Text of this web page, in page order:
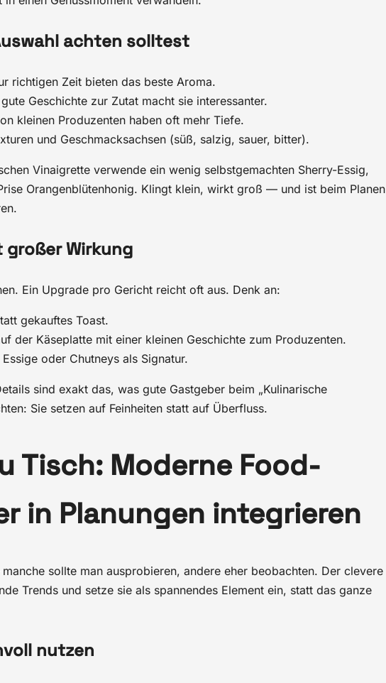
achten solltest
richtigen Zeit bieten das beste Aroma.
Geschichte zur Zutat macht sie interessanter.
kleinen Produzenten haben oft mehr Tiefe.
und Geschmacksachsen (süß, salzig, sauer, bitter).
Vinaigrette verwende ein wenig selbstgemachten Sherry-Essig,
Orangenblütenhonig. Klingt klein, wirkt groß — und ist beim Planen
großer Wirkung
Ein Upgrade pro Gericht reicht oft aus. Denk an:
gekauftes Toast.
der Käseplatte mit einer kleinen Geschichte zum Produzenten.
oder Chutneys als Signatur.
sind exakt das, was gute Gastgeber beim „Kulinarische
Sie setzen auf Feinheiten statt auf Überfluss.
Tisch: Moderne Food-
in Planungen integrieren
sollte man ausprobieren, andere eher beobachten. Der clevere
Trends und setze sie als spannendes Element ein, statt das ganze
nutzen